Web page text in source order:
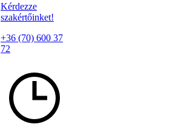
Kérdezze
szakértőinket!
+36 (70) 600 37
72